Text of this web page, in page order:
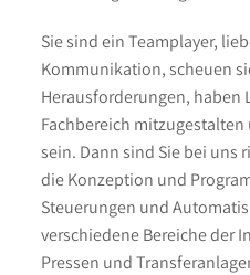
Sie sind ein Teamplayer,
Kommunikation, scheuen
Herausforderungen, haben
Fachbereich
sein. Dann sind Sie bei uns
die Konzeption und
Steuerungen und
verschiedene Bereiche der
Pressen und